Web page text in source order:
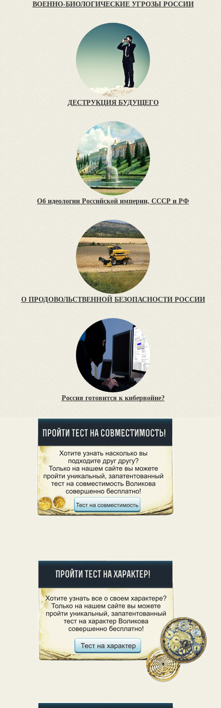
ВОЕННО-БИОЛОГИЧЕСКИЕ УГРОЗЫ РОССИИ
ДЕСТРУКЦИЯ БУДУЩЕГО
Об идеологии Российской империи, СССР и РФ
О ПРОДОВОЛЬСТВЕННОЙ БЕЗОПАСНОСТИ РОССИИ
Россия готовится к кибервойне?